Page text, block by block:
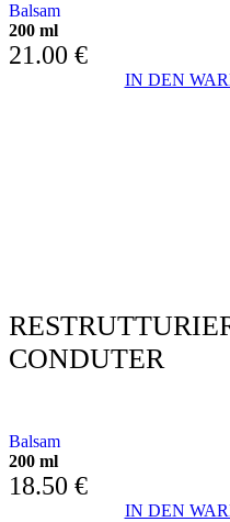
Balsam
200 ml
21.00 €
IN DEN
CONDUTER
Balsam
200 ml
18.50 €
IN DEN